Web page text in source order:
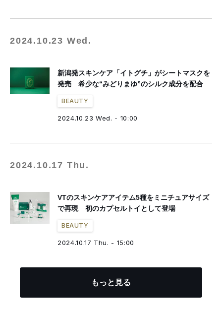
2024.10.23 Wed.
新潟発スキンケア「イトグチ」がシートマスクを
発売 希少な“みどりまゆ”のシルク成分を配合
BEAUTY
2024.10.23 Wed. - 10:00
2024.10.17 Thu.
VTのスキンケアアイテム5種をミニチュアサイズ
で再現 初のカプセルトイとして登場
BEAUTY
2024.10.17 Thu. - 15:00
もっと見る